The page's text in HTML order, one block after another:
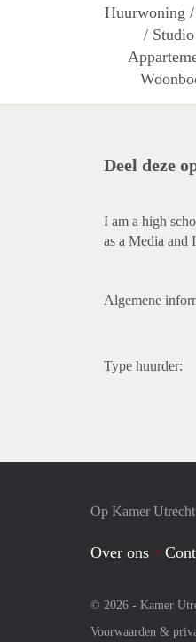
Huurwoning
/
Deel deze
I am a high
as a Media and
Algemene
Type huurder:
Op Kamer
Over ons
© 2026 - Kamer
Voorwaarden &